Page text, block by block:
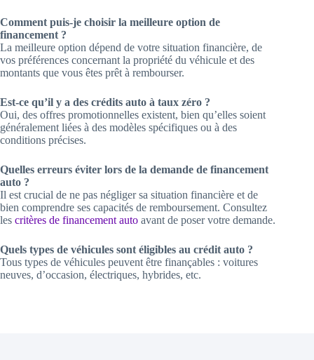
Comment puis-je choisir la meilleure option de
financement ?
La meilleure option dépend de votre situation financière, de
vos préférences concernant la propriété du véhicule et des
montants que vous êtes prêt à rembourser.
Est-ce qu’il y a des crédits auto à taux zéro ?
Oui, des offres promotionnelles existent, bien qu’elles soient
généralement liées à des modèles spécifiques ou à des
conditions précises.
Quelles erreurs éviter lors de la demande de financement
auto ?
Il est crucial de ne pas négliger sa situation financière et de
bien comprendre ses capacités de remboursement. Consultez
les critères de financement auto avant de poser votre demande.
Quels types de véhicules sont éligibles au crédit auto ?
Tous types de véhicules peuvent être finançables : voitures
neuves, d’occasion, électriques, hybrides, etc.